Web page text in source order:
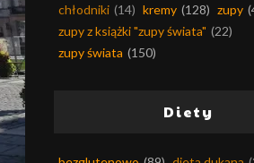
chłodniki (14) kremy (128) zupy
zupy z książki "zupy świata" (22)
zupy świata (150)
Diety